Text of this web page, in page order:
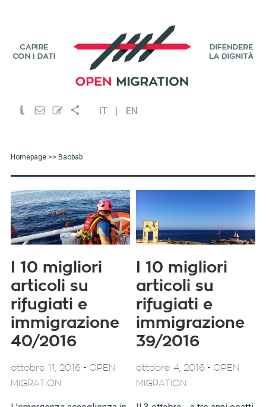
IT EN
Homepage>> Baobab
I 10 migliori
articoli su
rifugiati e
immigrazione
40/2016
ottobre 11, 2016- OPEN
MIGRATION
I 10 migliori
articoli su
rifugiati e
immigrazione
39/2016
ottobre 4, 2016 - OPEN
MIGRATION